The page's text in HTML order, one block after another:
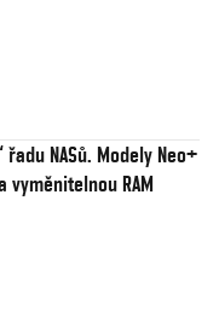
NASů. Modely Neo+
vyměnitelnou RAM